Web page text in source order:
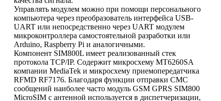
Управлять модулем можно при помощи персонального
компьютера через преобразователь интерфейса USB-
UART или непосредственно через UART модулем
микроконтроллера самостоятельной разработки или
Arduino, Raspberry Pi и аналогичными.
Компонент SIM800L имеет реализованный стек
протокола TCP/IP. Содержит микросхему MT6260SA
компании MediaTek и микросхему приемопередатчика
RFMD RF7176. Благодаря функции отправки СМС
сообщений наиболее часто модуль GSM GPRS SIM800
MicroSIM с антенной используется в диспетчеризации,